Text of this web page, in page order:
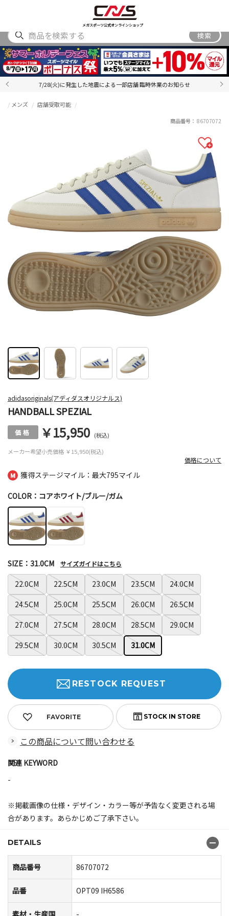
メガスポーツ公式オンラインショップ
ACCESSORY
検索
7/28(火)に発生した地震による一部店舗 臨時休業のお知らせ
獲得ステージマイル：最大795マイル
adidasoriginals(アディダスオリジナルス)
HANDBALL SPEZIAL
メンズ 店舗受取可能
メーカー希望小売価格 ￥15,950(税込)
￥15,950 (税込)
価格について
商品番号： 86707072
COLOR：コアホワイト/ブルー/ガム
22.0CM 22.5CM 23.0CM 23.5CM
24.0CM
24.5CM
25.0CM 25.5CM 26.0CM
26.5CM
27.0CM
27.5CM 28.0CM 28.5CM
29.0CM
29.5CM
30.0CM 30.5CM 31.0CM
SIZE：31.0CM サイズガイドはこちら
FAVORITE
RESTOCK REQUEST
この商品について問い合わせる
関連 KEYWORD
-
※掲載画像の仕様・デザイン・カラー等が予告なく変更される場
合があります。あらかじめご了承下さい。
DETAILS
商品番号 86707072
品番 OPT09 IH6586
素材・生産国 -